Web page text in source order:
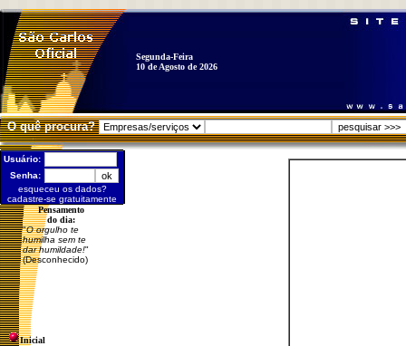
Segunda-Feira
10 de Agosto de 2026
O quê procura?
Usuário:
Senha:
esqueceu os dados?
cadastre-se gratuitamente
Pensamento
do dia:
"O orgulho te
humilha sem te
dar humildade!"
(Desconhecido)
Inicial